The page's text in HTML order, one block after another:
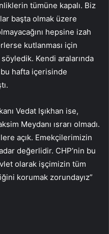
tümüne kapalı. Biz
başta olmak üzere
hepsine izah
kutlanması için
Kendi aralarında
hafta içerisinde
Vedat Işıkhan ise,
Meydanı ısrarı olmadı.
açık. Emekçilerimizin
değerlidir. CHP’nin bu
olarak işçimizin tüm
korumak zorundayız”